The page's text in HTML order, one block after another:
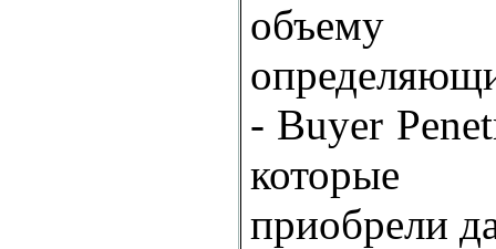
- Buyer
которые
приобрели